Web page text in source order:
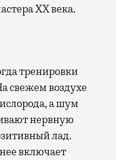
XX века.
тренировки
свежем воздухе
а шум
нервную
лад.
включает